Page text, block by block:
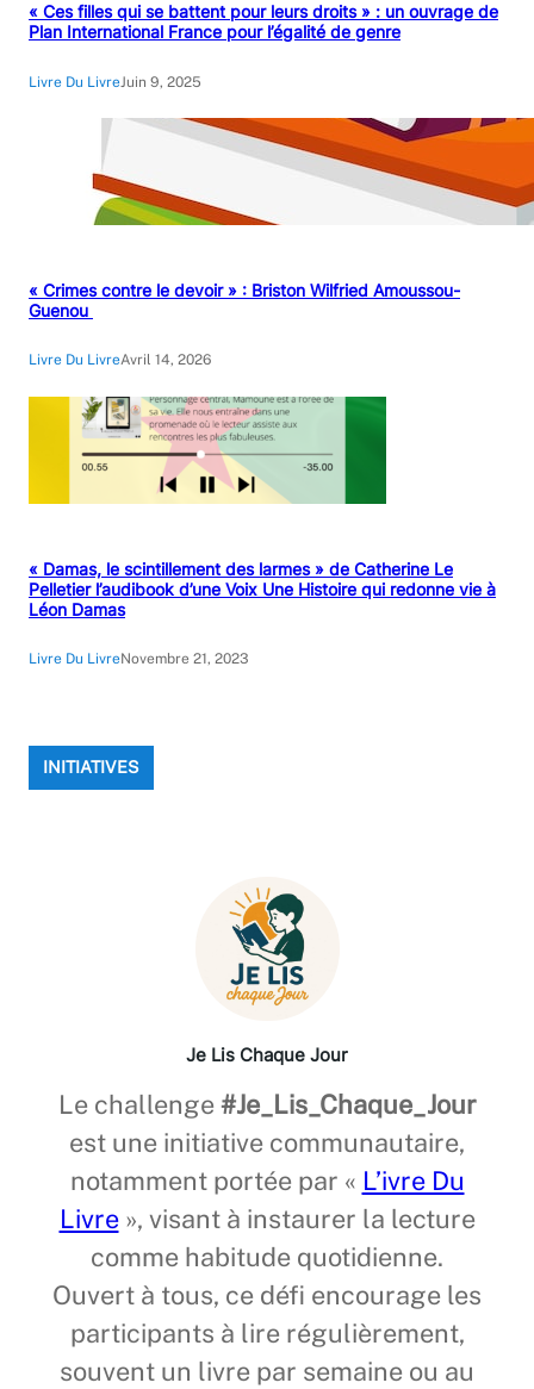
« Ces filles qui se battent pour leurs droits » : un ouvrage de
Plan International France pour l’égalité de genre
Livre Du LivreJuin 9, 2025
« Crimes contre le devoir » : Briston Wilfried Amoussou-
Guenou
Livre Du LivreAvril 14, 2026
« Damas, le scintillement des larmes » de Catherine Le
Pelletier l’audibook d’une Voix Une Histoire qui redonne vie à
Léon Damas
Livre Du LivreNovembre 21, 2023
INITIATIVES
Je Lis Chaque Jour
Le challenge#Je_Lis_Chaque_Jour
est une initiative communautaire,
notamment portée par « L’ivre Du
Livre», visant à instaurer la lecture
comme habitude quotidienne.
Ouvert à tous, ce défi encourage les
participants à lire régulièrement,
souvent un livre par semaine ou au